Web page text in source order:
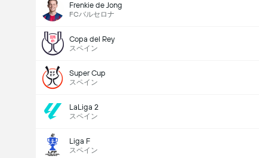
Frenkie de Jong
FCバルセロナ
Copa del Rey
スペイン
Super Cup
スペイン
LaLiga 2
スペイン
Liga F
スペイン